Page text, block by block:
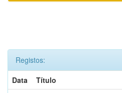
Registos:
Data
Título